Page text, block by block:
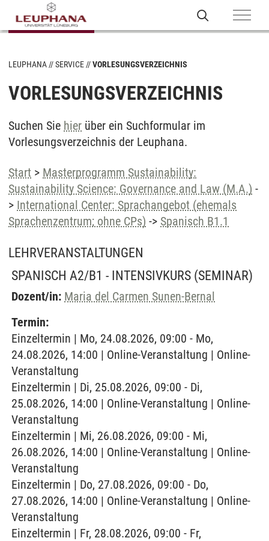
LEUPHANA SERVICE VORLESUNGSVERZEICHNIS
VORLESUNGSVERZEICHNIS
Suchen Sie hier über ein Suchformular im
Vorlesungsverzeichnis der Leuphana.
Start > Masterprogramm Sustainability:
Sustainability Science: Governance and Law (M.A.) -
> International Center: Sprachangebot (ehemals
Sprachenzentrum; ohne CPs) -> Spanisch B1.1
LEHRVERANSTALTUNGEN
SPANISCH A2/B1 - INTENSIVKURS (SEMINAR)
Dozent/in: Maria del Carmen Sunen-Bernal
Termin:
Einzeltermin | Mo, 24.08.2026, 09:00 - Mo,
24.08.2026, 14:00 | Online-Veranstaltung | Online-
Veranstaltung
Einzeltermin | Di, 25.08.2026, 09:00 - Di,
25.08.2026, 14:00 | Online-Veranstaltung | Online-
Veranstaltung
Einzeltermin | Mi, 26.08.2026, 09:00 - Mi,
26.08.2026, 14:00 | Online-Veranstaltung | Online-
Veranstaltung
Einzeltermin | Do, 27.08.2026, 09:00 - Do,
27.08.2026, 14:00 | Online-Veranstaltung | Online-
Veranstaltung
Einzeltermin | Fr, 28.08.2026, 09:00 - Fr,